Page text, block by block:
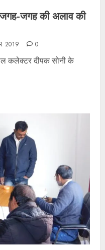
जगह की अलाव की
2019 0
कलेक्टर दीपक सोनी के